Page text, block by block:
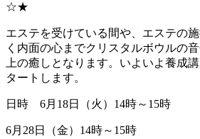
☆★
エステを受けている間や、エステの
く内面の心までクリスタルボウルの
上の癒しとなります。いよいよ養成
タートします。
日時 6月18日（火）14時～15時
6月28日（金）14時～15時